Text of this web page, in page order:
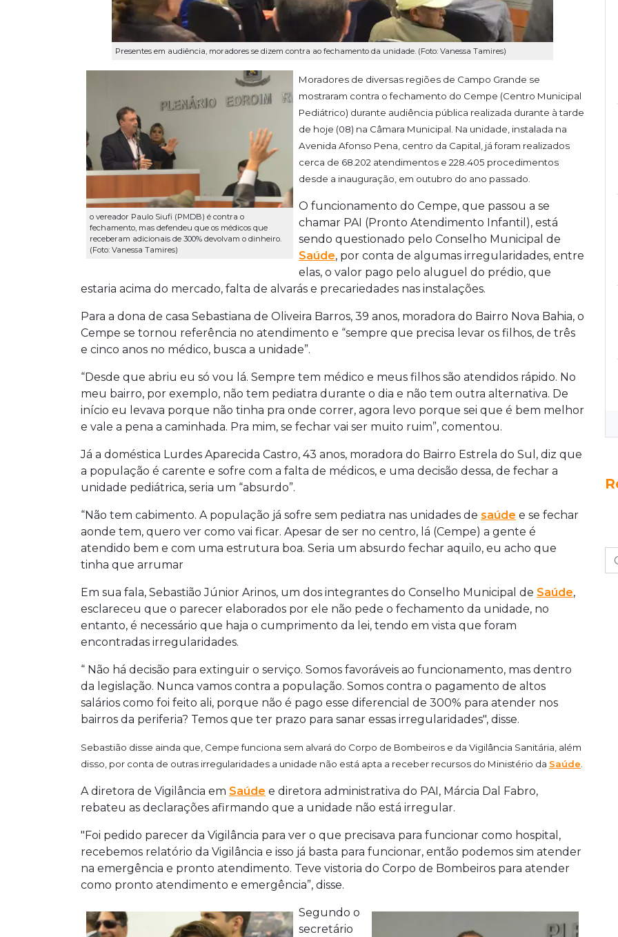
Presentes em audiência, moradores se dizem contra ao fechamento da unidade. (Foto: Vanessa Tamires)
o vereador Paulo Siufi (PMDB) é contra o
fechamento, mas defendeu que os médicos que
receberam adicionais de 300% devolvam o dinheiro.
(Foto: Vanessa Tamires)
Moradores de diversas regiões de Campo Grande se
mostraram contra o fechamento do Cempe (Centro Municipal
Pediátrico) durante audiência pública realizada durante à tarde
de hoje (08) na Câmara Municipal. Na unidade, instalada na
Avenida Afonso Pena, centro da Capital, já foram realizados
cerca de 68.202 atendimentos e 228.405 procedimentos
desde a inauguração, em outubro do ano passado.
O funcionamento do Cempe, que passou a se
chamar PAI (Pronto Atendimento Infantil), está
sendo questionado pelo Conselho Municipal de
Saúde, por conta de algumas irregularidades, entre
elas, o valor pago pelo aluguel do prédio, que
estaria acima do mercado, falta de alvarás e precariedades nas instalações.
Para a dona de casa Sebastiana de Oliveira Barros, 39 anos, moradora do Bairro Nova Bahia, o
Cempe se tornou referência no atendimento e “sempre que precisa levar os filhos, de três
e cinco anos no médico, busca a unidade”.
“Desde que abriu eu só vou lá. Sempre tem médico e meus filhos são atendidos rápido. No
meu bairro, por exemplo, não tem pediatra durante o dia e não tem outra alternativa. De
início eu levava porque não tinha pra onde correr, agora levo porque sei que é bem melhor
e vale a pena a caminhada. Pra mim, se fechar vai ser muito ruim”, comentou.
Já a doméstica Lurdes Aparecida Castro, 43 anos, moradora do Bairro Estrela do Sul, diz que
a população é carente e sofre com a falta de médicos, e uma decisão dessa, de fechar a
unidade pediátrica, seria um “absurdo”.
“Não tem cabimento. A população já sofre sem pediatra nas unidades de saúde e se fechar
aonde tem, quero ver como vai ficar. Apesar de ser no centro, lá (Cempe) a gente é
atendido bem e com uma estrutura boa. Seria um absurdo fechar aquilo, eu acho que
tinha que arrumar
Em sua fala, Sebastião Júnior Arinos, um dos integrantes do Conselho Municipal de Saúde,
esclareceu que o parecer elaborados por ele não pede o fechamento da unidade, no
entanto, é necessário que haja o cumprimento da lei, tendo em vista que foram
encontradas irregularidades.
“ Não há decisão para extinguir o serviço. Somos favoráveis ao funcionamento, mas dentro
da legislação. Nunca vamos contra a população. Somos contra o pagamento de altos
salários como foi feito ali, porque não é pago esse diferencial de 300% para atender nos
bairros da periferia? Temos que ter prazo para sanar essas irregularidades", disse.
Sebastião disse ainda que, Cempe funciona sem alvará do Corpo de Bombeiros e da Vigilância Sanitária, além
disso, por conta de outras irregularidades a unidade não está apta a receber recursos do Ministério da Saúde
A diretora de Vigilância em Saúde e diretora administrativa do PAI, Márcia Dal Fabro,
rebateu as declarações afirmando que a unidade não está irregular.
"Foi pedido parecer da Vigilância para ver o que precisava para funcionar como hospital,
recebemos relatório da Vigilância e isso já basta para funcionar, então podemos sim atender
na emergência e pronto atendimento. Teve vistoria do Corpo de Bombeiros para atender
como pronto atendimento e emergência”, disse.
Segundo o
secretário